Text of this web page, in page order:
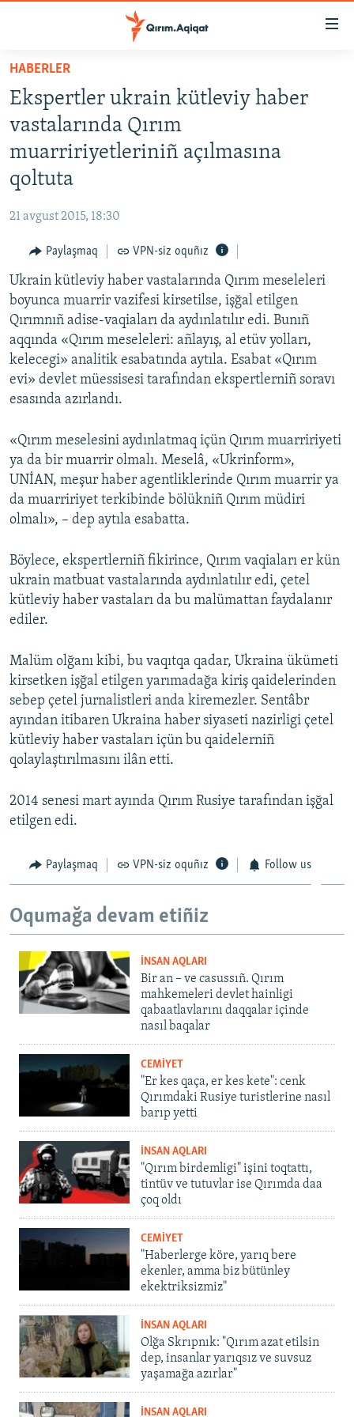
Esas
qaytmaq
Baş
navigatsiyağa
qaytmaq
Qıdıruvğa
HABERLER
SİYASET
İQTİSADİYAT
CEMİYET
İNSAN AQLARI
VİDEO
SÜRET
BLOGLAR
FİKİR
Русский
QOŞULIÑIZ!
RFE/RS bütün saytları
HABERLER
Ekspertler ukrain kütleviy haber
vastalarında Qırım
muarririyetleriniñ açılmasına
qoltuta
21 avgust 2015, 18:30
Paylaşmaq VPN-siz oquñız
Ukrain kütleviy haber vastalarında Qırım meseleleri
boyunca muarrir vazifesi kirsetilse, işğal etilgen
Qırımnıñ adise-vaqiaları da aydınlatılır edi. Bunıñ
aqqında «Qırım meseleleri: añlayış, al etüv yolları,
kelecegi» analitik esabatında aytıla. Esabat «Qırım
evi» devlet müessisesi tarafından ekspertlerniñ soravı
esasında azırlandı.
«Qırım meselesini aydınlatmaq içün Qırım muarririyeti
ya da bir muarrir olmalı. Meselâ, «Ukrinform»,
UNİAN, meşur haber agentliklerinde Qırım muarrir ya
da muarririyet terkibinde bölükniñ Qırım müdiri
olmalı», – dep aytıla esabatta.
Böylece, ekspertlerniñ fikirince, Qırım vaqiaları er kün
ukrain matbuat vastalarında aydınlatılır edi, çetel
kütleviy haber vastaları da bu malümattan faydalanır
ediler.
Malüm olğanı kibi, bu vaqıtqa qadar, Ukraina ükümeti
kirsetken işğal etilgen yarımadağa kiriş qaidelerinden
sebep çetel jurnalistleri anda kiremezler. Sentâbr
ayından itibaren Ukraina haber siyaseti nazirligi çetel
kütleviy haber vastaları içün bu qaidelerniñ
qolaylaştırılmasını ilân etti.
2014 senesi mart ayında Qırım Rusiye tarafından işğal
etilgen edi.
Paylaşmaq VPN-siz oquñız Follow us
Oqumağa devam etiñiz
İNSAN AQLARI
Bir an – ve casussıñ. Qırım
mahkemeleri devlet hainligi
qabaatlavlarını daqqalar içinde
nasıl baqalar
CEMİYET
"Er kes qaça, er kes kete": cenk
Qırımdaki Rusiye turistlerine nasıl
barıp yetti
İNSAN AQLARI
"Qırım birdemligi" işini toqtattı,
tintüv ve tutuvlar ise Qırımda daa
çoq oldı
CEMİYET
"Haberlerge köre, yarıq bere
ekenler, amma biz bütünley
ekektriksizmiz"
İNSAN AQLARI
Olğa Skrıpnık: "Qırım azat etilsin
dep, insanlar yarıqsız ve suvsuz
yaşamağa azırlar"
İNSAN AQLARI